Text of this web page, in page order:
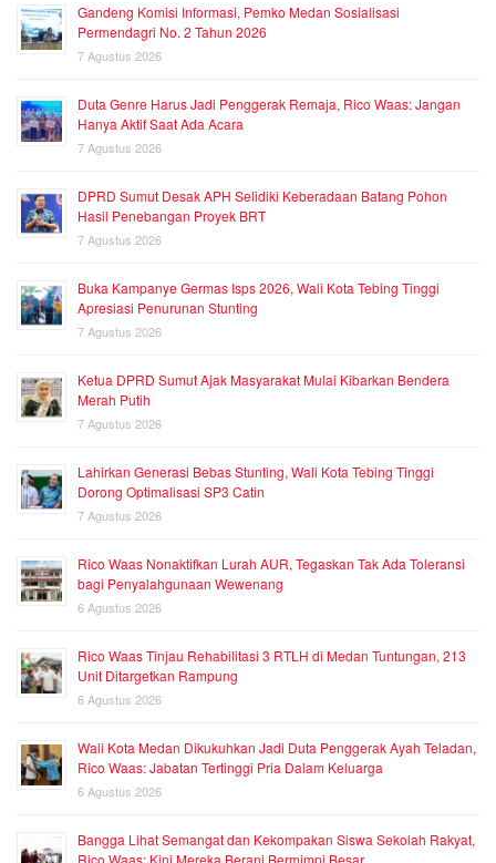
Gandeng Komisi Informasi, Pemko Medan Sosialisasi
Permendagri No. 2 Tahun 2026
7 Agustus 2026
Duta Genre Harus Jadi Penggerak Remaja, Rico Waas: Jangan
Hanya Aktif Saat Ada Acara
7 Agustus 2026
DPRD Sumut Desak APH Selidiki Keberadaan Batang Pohon
Hasil Penebangan Proyek BRT
7 Agustus 2026
Buka Kampanye Germas Isps 2026, Wali Kota Tebing Tinggi
Apresiasi Penurunan Stunting
7 Agustus 2026
Ketua DPRD Sumut Ajak Masyarakat Mulai Kibarkan Bendera
Merah Putih
7 Agustus 2026
Lahirkan Generasi Bebas Stunting, Wali Kota Tebing Tinggi
Dorong Optimalisasi SP3 Catin
7 Agustus 2026
Rico Waas Nonaktifkan Lurah AUR, Tegaskan Tak Ada Toleransi
bagi Penyalahgunaan Wewenang
6 Agustus 2026
Rico Waas Tinjau Rehabilitasi 3 RTLH di Medan Tuntungan, 213
Unit Ditargetkan Rampung
6 Agustus 2026
Wali Kota Medan Dikukuhkan Jadi Duta Penggerak Ayah Teladan,
Rico Waas: Jabatan Tertinggi Pria Dalam Keluarga
6 Agustus 2026
Bangga Lihat Semangat dan Kekompakan Siswa Sekolah Rakyat,
Rico Waas: Kini Mereka Berani Bermimpi Besar